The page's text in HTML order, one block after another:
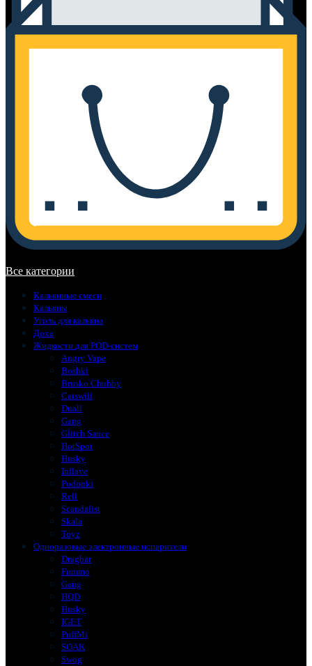
Все категории
Кальянные смеси
Кальяны
Уголь для кальяна
Доха
Жидкости для POD-систем
Angry Vape
Boshki
Brusko Chubby
Catswill
Duall
Gang
Glitch Sauce
HotSpot
Husky
Inflave
Podonki
Rell
Scandalist
Skala
Toyz
Одноразовые электронные испарители
Dragbar
Fummo
Gang
HQD
Husky
IGET
PuffMi
SOAK
Swog